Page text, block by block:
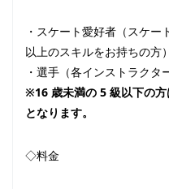
・スケート愛好者（スケ
以上のスキルをお持ちの方）
・選手（各インストラクタ
※16 歳未満の 5 級以下の
となります。
◇料金